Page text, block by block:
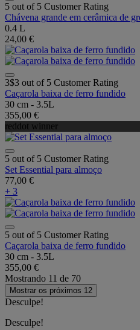
5 out of 5 Customer Rating
Chávena grande em cerâmica de
0.4 L
24,00 €
3$3 out of 5 Customer Rating
Caçarola baixa de ferro fundido
30 cm - 3.5L
355,00 €
reddot winner
5 out of 5 Customer Rating
Set Essential para almoço
77,00 €
+ 3
5 out of 5 Customer Rating
Caçarola baixa de ferro fundido
30 cm - 3.5L
355,00 €
Mostrando 11 de 70
Mostrar os próximos 12
Desculpe!
Desculpe!